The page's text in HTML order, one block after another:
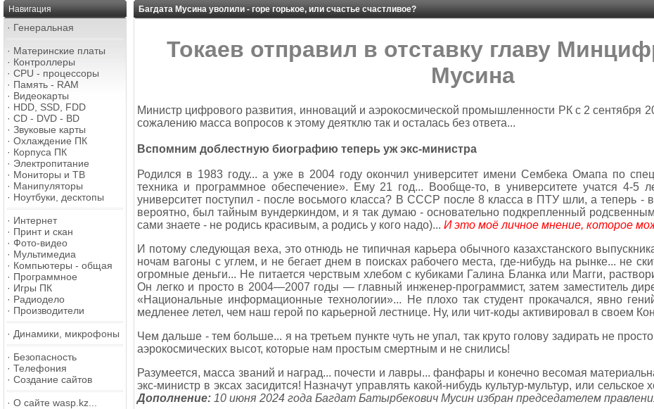
Навигация
· Генеральная
· Материнские платы
· Контроллеры
· CPU - процессоры
· Память - RAM
· Видеокарты
· HDD, SSD, FDD
· CD - DVD - BD
· Звуковые карты
· Охлаждение ПК
· Корпуса ПК
· Электропитание
· Мониторы и ТВ
· Манипуляторы
· Ноутбуки, десктопы
· Интернет
· Принт и скан
· Фото-видео
· Мультимедиа
· Компьютеры - общая
· Программное
· Игры ПК
· Радиодело
· Производители
· Динамики, микрофоны
· Безопасность
· Телефония
· Создание сайтов
· О сайте wasp.kz...
Багдата Мусина уволили - горе горькое, или счастье счастливое?
Токаев отправил в отставку главу
Мусина
Министр цифрового развития, инноваций и аэрокосмической промышленности РК с 2 сентября
сожалению масса вопросов к этому деятклю так и осталась без ответа...
Вспомним доблестную биографию теперь уж экс-министра
Родился в 1983 году... а уже в 2004 году окончил университет имени Сембека Омапа по
техника и программное обеспечение». Ему 21 год... Вообще-то, в университете учатся 4-5
университет поступил - после восьмого класса? В СССР после 8 класса в ПТУ шли, а теперь -
вероятно, был тайным вундеркиндом, и я так думаю - основательно подкрепленный
сами знаете - не родись красивым, а родись у кого надо)... И это моё личное мнение, которое
И потому следующая веха, это отнюдь не типичная карьера обычного казахстанского
ночам вагоны с углем, и не бегает днем в поисках рабочего места, где-нибудь на рынке... не
огромные деньги... Не питается черствым хлебом с кубиками Галина Бланка или Магги,
Он легко и просто в 2004—2007 годы — главный инженер-программист, затем заместитель
«Национальные информационные технологии»... Не плохо так студент прокачался, явно
медленее летел, чем наш герой по карьерной лестнице. Ну, или чит-коды активировал в своем
Чем дальше - тем больше... я на третьем пункте чуть не упал, так круто голову задирать не
аэрокосмических высот, которые нам простым смертным и не снились!
Разумеется, масса званий и наград... почести и лавры... фанфары и конечно весомая
экс-министр в эксах засидится! Назначут управлять какой-нибудь культур-мультур, или сельское
Дополнение: 10 июня 2024 года Багдат Батырбекович Мусин избран председателем